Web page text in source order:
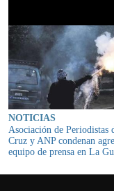
NOTICIAS
Asociación de Periodistas
Cruz y ANP condenan
equipo de prensa en La